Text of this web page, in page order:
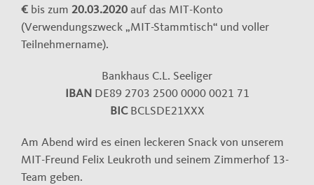
€ bis zum 20.03.2020 auf das MIT-Konto
(Verwendungszweck „MIT-Stammtisch“ und voller
Teilnehmername).
Bankhaus C.L. Seeliger
IBANDE89 2703 2500 0000 0021 71
BICBCLSDE21XXX
Am Abend wird es einen leckeren Snack von unserem
MIT-Freund Felix Leukroth und seinem Zimmerhof 13-
Team geben.